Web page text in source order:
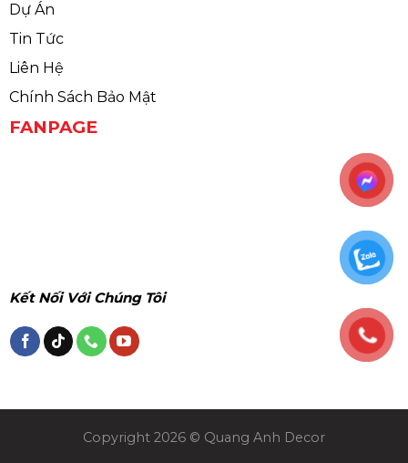
Dự Án
Tin Tức
Liên Hệ
Chính Sách Bảo Mật
FANPAGE
Kết Nối Với Chúng Tôi
Copyright 2026 © Quang Anh Decor